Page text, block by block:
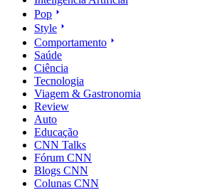
Pop
Style
Comportamento
Saúde
Ciência
Tecnologia
Viagem & Gastronomia
Review
Auto
Educação
CNN Talks
Fórum CNN
Blogs CNN
Colunas CNN